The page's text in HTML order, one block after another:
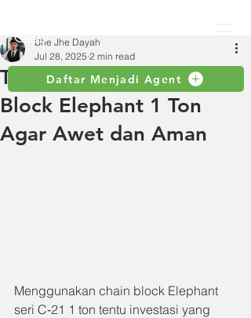
Daftar Menjadi Agent
Tips Perawatan Chain
Block Elephant 1 Ton
Agar Awet dan Aman
Bhe Jhe Dayah
Jul 28, 2025 2 min read
Menggunakan chain block Elephant
seri C‑21 1 ton tentu investasi yang